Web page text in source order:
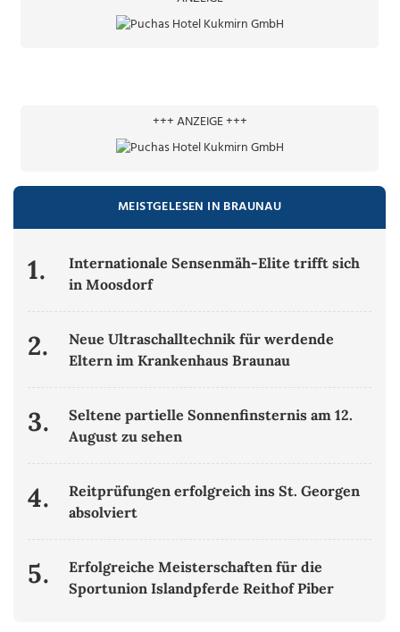
+++ ANZEIGE +++
MEISTGELESEN IN BRAUNAU
1.
Internationale Sensenmäh-Elite trifft sich
in Moosdorf
2.
Neue Ultraschalltechnik für werdende
Eltern im Krankenhaus Braunau
3.
Seltene partielle Sonnenfinsternis am 12.
August zu sehen
4.
Reitprüfungen erfolgreich ins St. Georgen
absolviert
5.
Erfolgreiche Meisterschaften für die
Sportunion Islandpferde Reithof Piber